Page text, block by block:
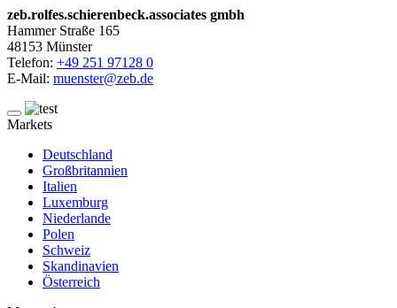
zeb.rolfes.schierenbeck.associates gmbh
Hammer Straße 165
48153 Münster
Telefon: +49 251 97128 0
E-Mail: muenster@zeb.de
Markets
Deutschland
Großbritannien
Italien
Luxemburg
Niederlande
Polen
Schweiz
Skandinavien
Österreich